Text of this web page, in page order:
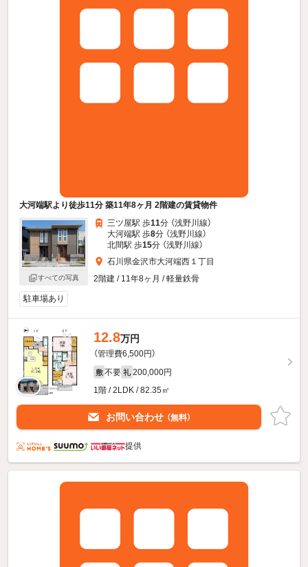
大河端駅より徒歩11分 築11年8ヶ月 2階建の賃貸物件
すべての写真
三ツ屋駅 歩11分 （浅野川線）
大河端駅 歩8分 （浅野川線）
北間駅 歩15分 （浅野川線）
石川県金沢市大河端西１丁目
2階建 / 11年8ヶ月 / 軽量鉄骨
駐車場あり
12.8万円
（管理費6,500円）
敷 不要 礼 200,000円
1階 / 2LDK / 82.35㎡
お問い合わせ （無料）
提供